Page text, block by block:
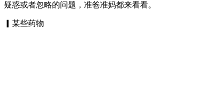
疑惑或者忽略的问题，准爸准妈都来看看。
▎某些药物